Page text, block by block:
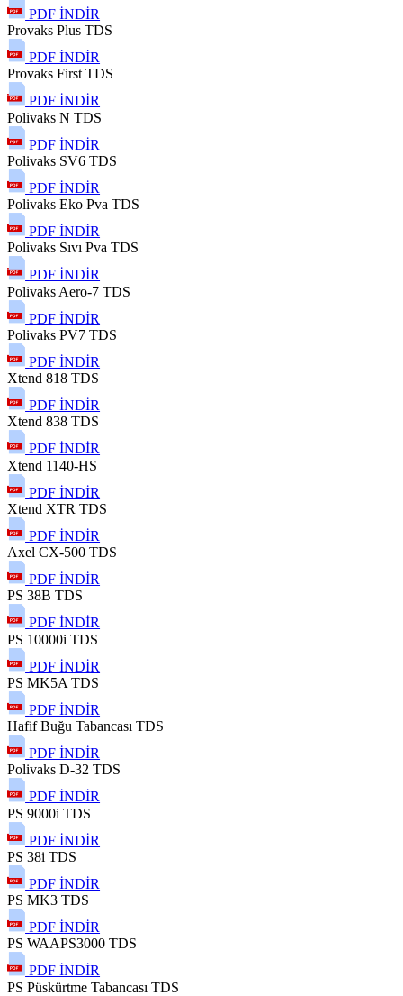
PDF İNDİR
Provaks Plus TDS
PDF İNDİR
Provaks First TDS
PDF İNDİR
Polivaks N TDS
PDF İNDİR
Polivaks SV6 TDS
PDF İNDİR
Polivaks Eko Pva TDS
PDF İNDİR
Polivaks Sıvı Pva TDS
PDF İNDİR
Polivaks Aero-7 TDS
PDF İNDİR
Polivaks PV7 TDS
PDF İNDİR
Xtend 818 TDS
PDF İNDİR
Xtend 838 TDS
PDF İNDİR
Xtend 1140-HS
PDF İNDİR
Xtend XTR TDS
PDF İNDİR
Axel CX-500 TDS
PDF İNDİR
PS 38B TDS
PDF İNDİR
PS 10000i TDS
PDF İNDİR
PS MK5A TDS
PDF İNDİR
Hafif Buğu Tabancası TDS
PDF İNDİR
Polivaks D-32 TDS
PDF İNDİR
PS 9000i TDS
PDF İNDİR
PS 38i TDS
PDF İNDİR
PS MK3 TDS
PDF İNDİR
PS WAAPS3000 TDS
PDF İNDİR
PS Püskürtme Tabancası TDS